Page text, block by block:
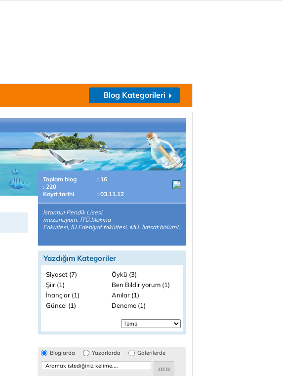
Blog Kategorileri
Toplam blog
: 16
: 220
Kayıt tarihi
: 03.11.12
İstanbul Pendik Lisesi
mezunuyum. İTÜ.Makina
Fakültesi, İÜ.Edebiyat fakültesi, MÜ. İktisat bölüml..
Yazdığım Kategoriler
Siyaset (7)
Öykü (3)
Şiir (1)
Ben Bildiriyorum (1)
İnançlar (1)
Anılar (1)
Güncel (1)
Deneme (1)
Bloglarda Yazarlarda Galerilerde